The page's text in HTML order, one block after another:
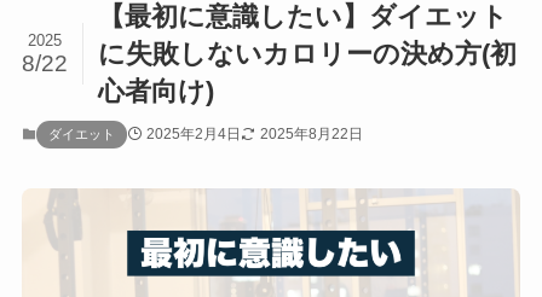
【最初に意識したい】ダイエット
に失敗しないカロリーの決め方(初
心者向け)
2025
8/22
ダイエット 2025年2月4日 2025年8月22日